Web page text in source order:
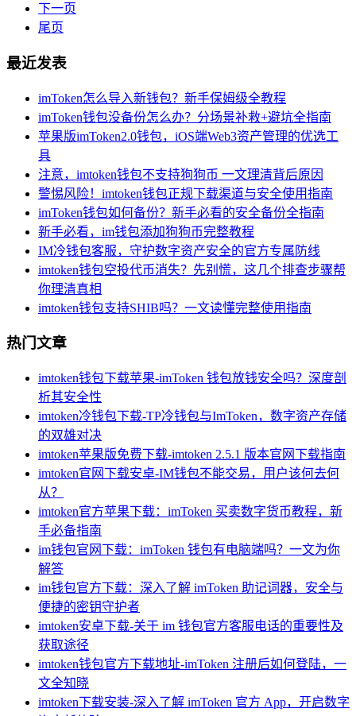
下一页
尾页
最近发表
imToken怎么导入新钱包？新手保姆级全教程
imToken钱包没备份怎么办？分场景补救+避坑全指南
苹果版imToken2.0钱包，iOS端Web3资产管理的优选工
具
注意，imtoken钱包不支持狗狗币 一文理清背后原因
警惕风险！imtoken钱包正规下载渠道与安全使用指南
imToken钱包如何备份？新手必看的安全备份全指南
新手必看，im钱包添加狗狗币完整教程
IM冷钱包客服，守护数字资产安全的官方专属防线
imtoken钱包空投代币消失？先别慌，这几个排查步骤帮
你理清真相
imtoken钱包支持SHIB吗？一文读懂完整使用指南
热门文章
imtoken钱包下载苹果-imToken 钱包放钱安全吗？深度剖
析其安全性
imtoken冷钱包下载-TP冷钱包与ImToken，数字资产存储
的双雄对决
imtoken苹果版免费下载-imtoken 2.5.1 版本官网下载指南
imtoken官网下载安卓-IM钱包不能交易，用户该何去何
从？
imtoken官方苹果下载：imToken 买卖数字货币教程，新
手必备指南
im钱包官网下载：imToken 钱包有电脑端吗？一文为你
解答
im钱包官方下载：深入了解 imToken 助记词器，安全与
便捷的密钥守护者
imtoken安卓下载-关于 im 钱包官方客服电话的重要性及
获取途径
imtoken钱包官方下载地址-imToken 注册后如何登陆，一
文全知晓
imtoken下载安装-深入了解 imToken 官方 App，开启数字